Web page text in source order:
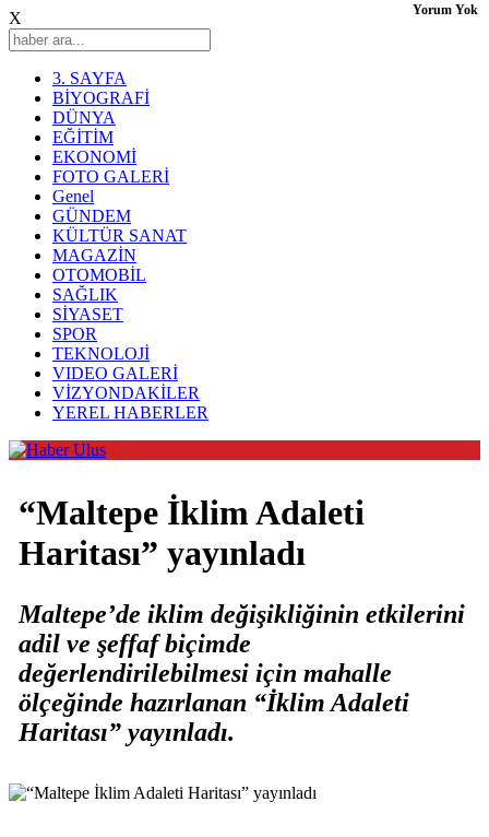
X
3. SAYFA
BİYOGRAFİ
DÜNYA
EĞİTİM
EKONOMİ
FOTO GALERİ
Genel
GÜNDEM
KÜLTÜR SANAT
MAGAZİN
OTOMOBİL
SAĞLIK
SİYASET
SPOR
TEKNOLOJİ
VIDEO GALERİ
VİZYONDAKİLER
YEREL HABERLER
“Maltepe İklim Adaleti
Haritası” yayınladı
Maltepe’de iklim değişikliğinin etkilerini
adil ve şeffaf biçimde
değerlendirilebilmesi için mahalle
ölçeğinde hazırlanan “İklim Adaleti
Haritası” yayınladı.
Yorum Yok